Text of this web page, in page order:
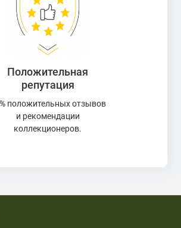
Положительная
репутация
положительных отзывов
и рекомендации
коллекционеров.